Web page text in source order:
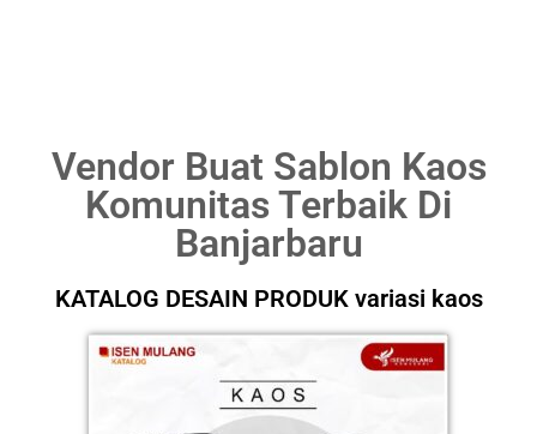
Vendor Buat Sablon Kaos
Komunitas Terbaik Di
Banjarbaru
KATALOG DESAIN PRODUK variasi kaos